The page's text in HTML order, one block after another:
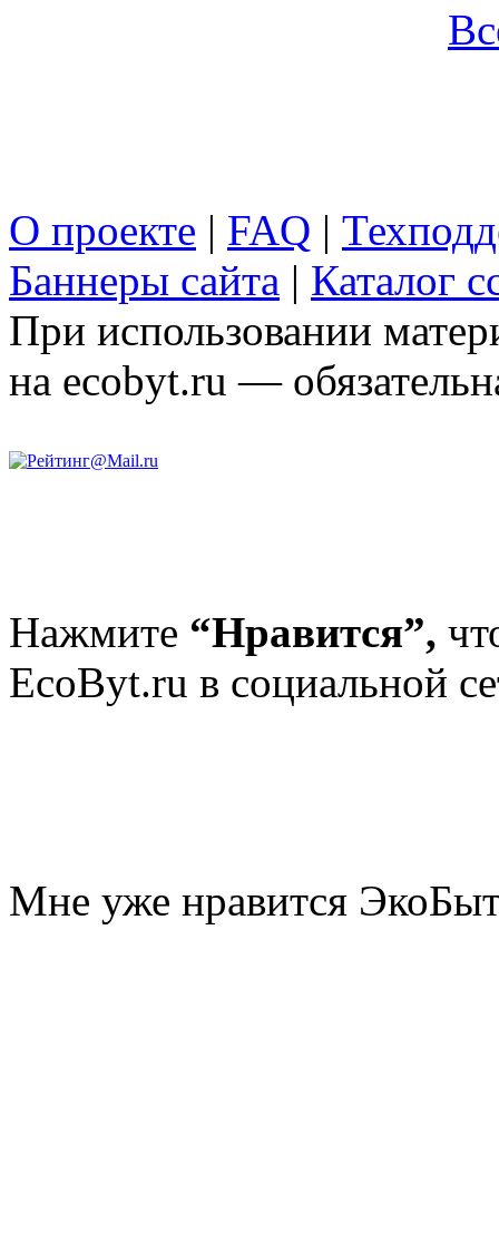
О проекте | FAQ |
Баннеры сайта | Каталог
При использовании
на ecobyt.ru —
Нажмите “Нравится”,
EcoByt.ru в социальной
Мне уже нравится